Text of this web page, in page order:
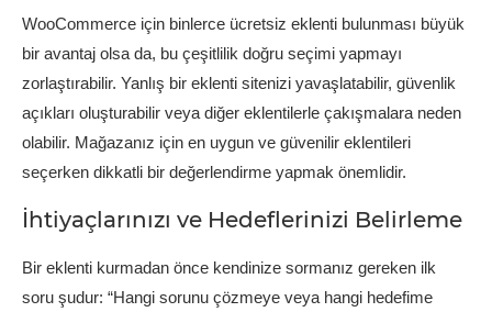
WooCommerce için binlerce ücretsiz eklenti bulunması büyük
bir avantaj olsa da, bu çeşitlilik doğru seçimi yapmayı
zorlaştırabilir. Yanlış bir eklenti sitenizi yavaşlatabilir, güvenlik
açıkları oluşturabilir veya diğer eklentilerle çakışmalara neden
olabilir. Mağazanız için en uygun ve güvenilir eklentileri
seçerken dikkatli bir değerlendirme yapmak önemlidir.
İhtiyaçlarınızı ve Hedeflerinizi Belirleme
Bir eklenti kurmadan önce kendinize sormanız gereken ilk
soru şudur: “Hangi sorunu çözmeye veya hangi hedefime